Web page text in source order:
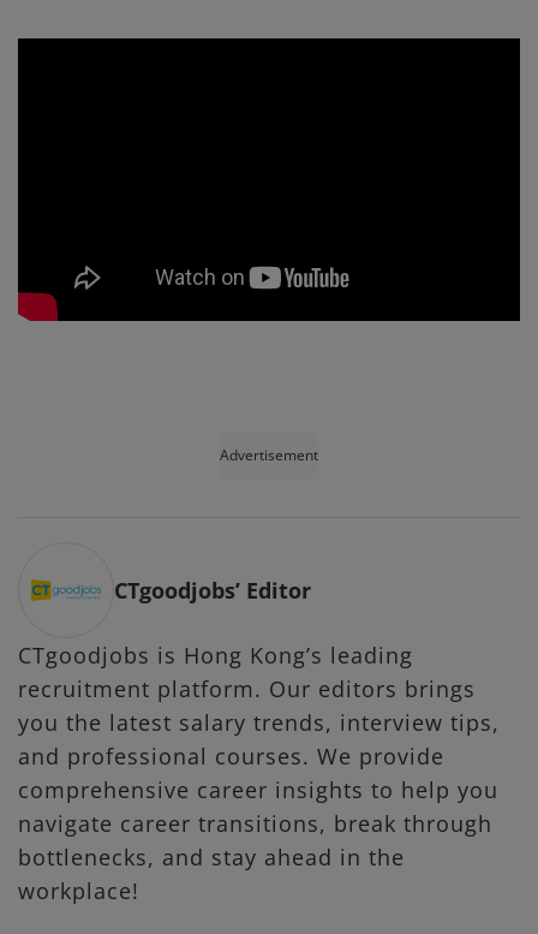
Advertisement
CTgoodjobs’ Editor
CTgoodjobs is Hong Kong’s leading
recruitment platform. Our editors brings
you the latest salary trends, interview tips,
and professional courses. We provide
comprehensive career insights to help you
navigate career transitions, break through
bottlenecks, and stay ahead in the
workplace!